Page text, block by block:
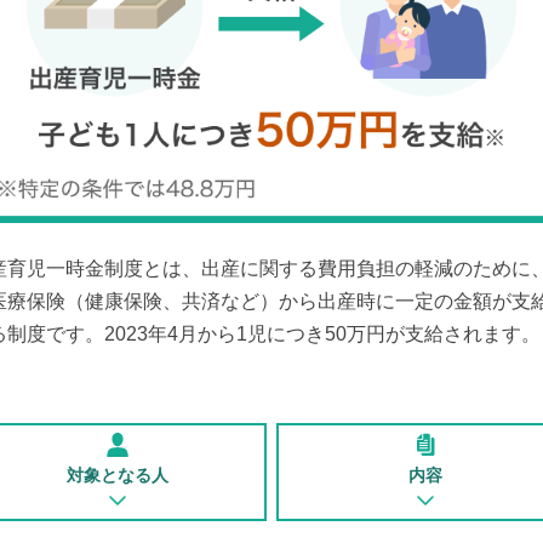
育児一時金制度とは、出産に関する費用負担の軽減のために
療保険（健康保険、共済など）から出産時に一定の金額が支
制度です。2023年4月から1児につき50万円が支給されます。
対象となる人 内容